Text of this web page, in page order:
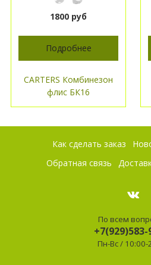
1800 руб
Подробнее
CARTERS Комбинезон
флис БК16
Как сделать заказ
Обратная связь
По всем
+7(929)583-
Пн-Вс / 10:00-